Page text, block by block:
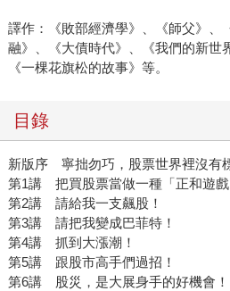
譯作：《敗部經濟學》、《師父》、
融》、《大債時代》、《我們的新世
《一棵花旗松的故事》等。
目錄
新版序 寧拙勿巧，股票世界裡沒有
第1講 把買股票當做一種「正和遊
第2講 請給我一支飆股！
第3講 請把我變成巴菲特！
第4講 抓到大漲潮！
第5講 跟股市高手們過招！
第6講 股災，是大展身手的好機會！